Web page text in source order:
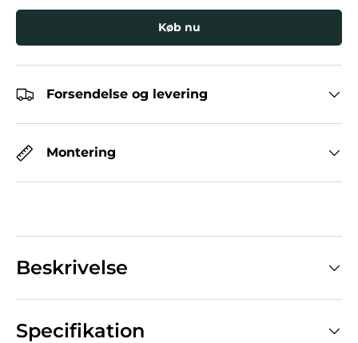
Køb nu
Forsendelse og levering
Montering
Beskrivelse
Specifikation